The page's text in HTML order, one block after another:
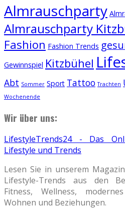
Almrauschparty
Almrauschparty
Fashion Fashion Trends
Gewinnspiel Kitzbühel
Abt Sommer Sport Tattoo Trachten
Wochenende
Wir über uns:
LifestyleTrends24 - Das
Lifestyle und Trends
Lesen Sie in unserem
Lifestyle-Trends aus den
Fitness, Wellness,
Wohnen und Beziehungen.